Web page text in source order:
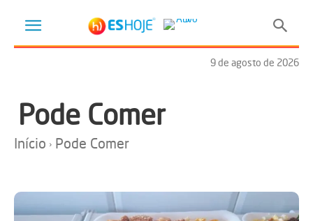
9 de agosto de 2026
Pode Comer
Início Pode Comer